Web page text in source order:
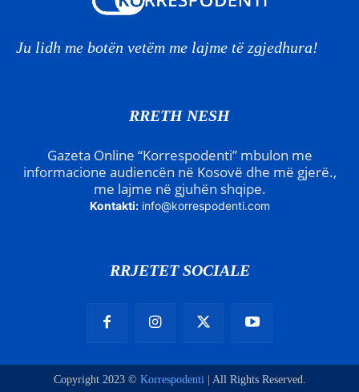
Ju lidh me botën vetëm me lajme të zgjedhura!
RRETH NESH
Gazeta Online “Korrespodenti” mbulon me
informacione audiencën në Kosovë dhe më gjerë.,
me lajme në gjuhën shqipe.
Kontakti: info@korrespodenti.com
RRJETET SOCIALE
Copyright 2023 © Korrespodenti| All Rights Reserved.